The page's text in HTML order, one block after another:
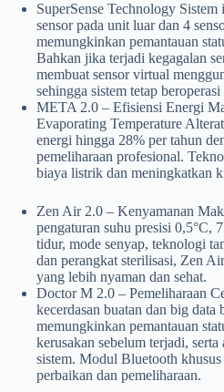
SuperSense Technology
sensor pada unit luar dan 4
memungkinkan pemantauan
Bahkan jika terjadi kegagalan
membuat sensor virtual
sehingga sistem tetap
META 2.0 – Efisiensi Energi
Evaporating Temperature
energi hingga 28% per tahun
pemeliharaan profesional.
biaya listrik dan meningkatkan
Zen Air 2.0 – Kenyamanan
pengaturan suhu presisi 0,5°C,
tidur, mode senyap, teknologi
dan perangkat sterilisasi, Zen
yang lebih nyaman dan sehat.
Doctor M 2.0 – Pemeliharaan
kecerdasan buatan dan big
memungkinkan pemantauan
kerusakan sebelum terjadi,
sistem. Modul Bluetooth khusus
perbaikan dan pemeliharaan.